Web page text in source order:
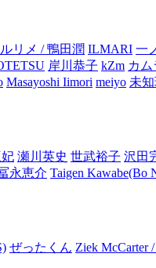
リメ / 鴨田潤 ILMARI 一
岸川恭子 kZm カム
Masayoshi Iimori meiyo 未
瀬川英史 世武裕子 沢田
永恵介 Taigen Kawabe(Bo
ぜったくん Ziek McCarter